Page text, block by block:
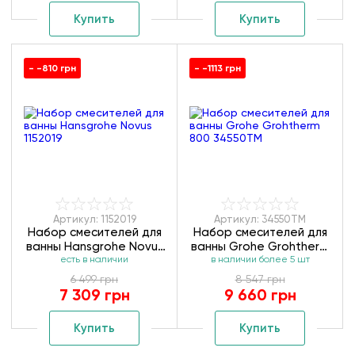
Купить Купить
- -810 грн
Артикул: 1152019
Набор смесителей для
ванны Hansgrohe Novus
1152019
есть в наличии
6 499 грн
7 309 грн
Купить
- -1113 грн
Артикул: 34550TM
Набор смесителей для
ванны Grohe Grohtherm
800 34550TM
в наличии более 5 шт
8 547 грн
9 660 грн
Купить